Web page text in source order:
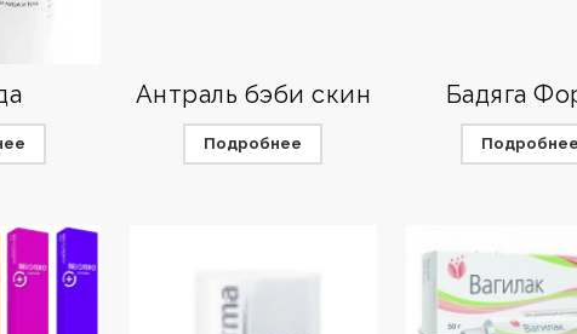
Антраль бэби скин
Подробнее
Бадяга